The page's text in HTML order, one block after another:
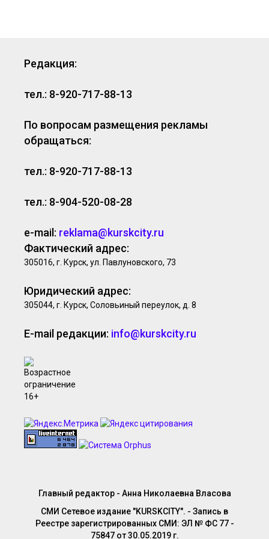
Редакция:
тел.: 8-920-717-88-13
По вопросам размещения рекламы
обращаться:
тел.: 8-920-717-88-13
тел.: 8-904-520-08-28
e-mail: reklama@kurskcity.ru
Фактический адрес:
305016, г. Курск, ул. Павлуновского, 73
Юридический адрес:
305044, г. Курск, Соловьиный переулок, д. 8
E-mail редакции: info@kurskcity.ru
Главный редактор - Анна Николаевна Власова
СМИ Сетевое издание "KURSKCITY". - Запись в
Реестре зарегистрированных СМИ: ЭЛ № ФС 77 -
75847 от 30.05.2019 г.